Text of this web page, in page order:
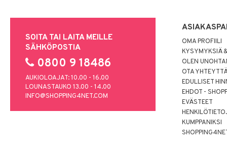
SOITA TAI LAITA MEILLE
SÄHKÖPOSTIA
0800 9 18486
AUKIOLOAJAT: 10.00 - 16.00
LOUNASTAUKO 13.00 - 14.00
INFO@SHOPPING4NET.COM
OMA PROFIILI
KYSYMYKSIÄ
OLEN
OTA
EDULLISET
EHDOT -
EVÄSTEET
KUMPPANIKSI